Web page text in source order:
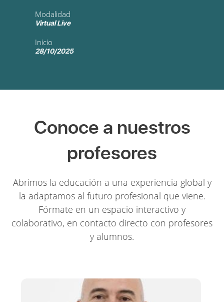
Modalidad
Virtual Live
Inicio
28/10/2025
Conoce a nuestros
profesores
Abrimos la educación a una experiencia global y
la adaptamos al futuro profesional que viene.
Fórmate en un espacio interactivo y
colaborativo, en contacto directo con profesores
y alumnos.